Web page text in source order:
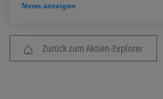
News anzeigen
Zurück zum Aktien-Explorer